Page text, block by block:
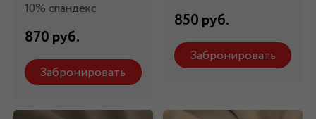
10% спандекс
870 руб.
Забронировать
850 руб.
Забронировать